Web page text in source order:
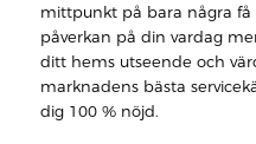
mittpunkt på bara några
påverkan på din vardag
ditt hems utseende och
marknadens bästa
dig 100 % nöjd.